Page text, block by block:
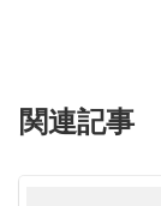
関連記事